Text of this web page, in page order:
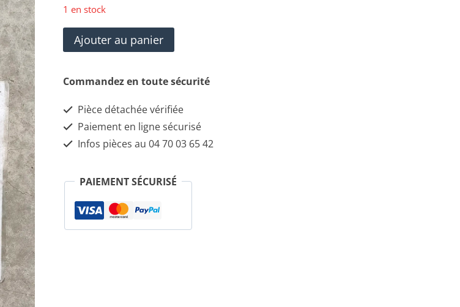
1 en stock
quantité
de
CAPTEUR
CHOC
LANCIA
Ajouter au panier
Commandez en toute sécurité
Pièce détachée vérifiée
Paiement en ligne sécurisé
Infos pièces au 04 70 03 65 42
PAIEMENT SÉCURISÉ